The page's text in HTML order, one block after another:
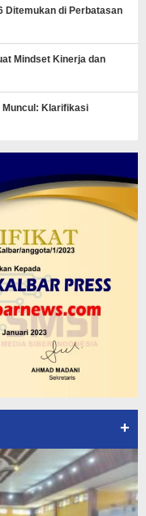
Ditemukan di Perbatasan
Mindset Kinerja dan
Muncul: Klarifikasi
+